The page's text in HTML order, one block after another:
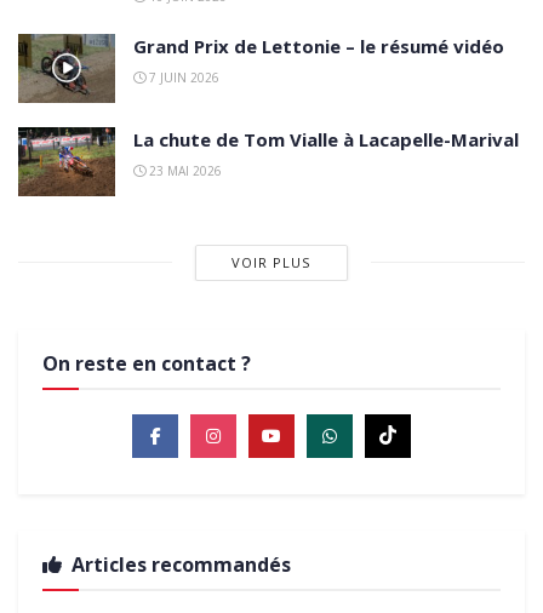
Grand Prix de Lettonie – le résumé vidéo
7 JUIN 2026
La chute de Tom Vialle à Lacapelle-Marival
23 MAI 2026
VOIR PLUS
On reste en contact ?
Articles recommandés